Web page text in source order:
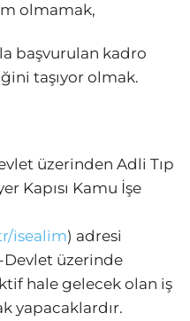
olmamak,
başvurulan kadro
taşıyor olmak.
üzerinden Adli Tıp
Kapısı Kamu İşe
isealim) adresi
Devlet üzerinde
hale gelecek olan iş
yapacaklardır.